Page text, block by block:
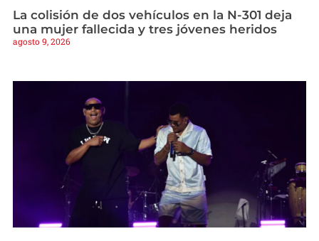
La colisión de dos vehículos en la N-301 deja
una mujer fallecida y tres jóvenes heridos
agosto 9, 2026